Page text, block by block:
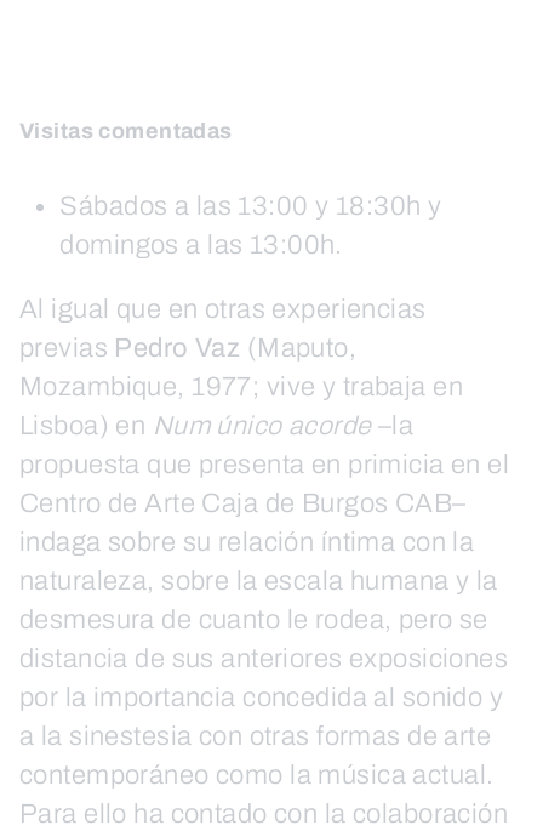
Visitas comentadas
Sábados a las 13:00 y 18:30h y
domingos a las 13:00h.
Al igual que en otras experiencias
previas Pedro Vaz (Maputo,
Mozambique, 1977; vive y trabaja en
Lisboa) en Num único acorde–la
propuesta que presenta en primicia en el
Centro de Arte Caja de Burgos CAB–
indaga sobre su relación íntima con la
naturaleza, sobre la escala humana y la
desmesura de cuanto le rodea, pero se
distancia de sus anteriores exposiciones
por la importancia concedida al sonido y
a la sinestesia con otras formas de arte
contemporáneo como la música actual.
Para ello ha contado con la colaboración